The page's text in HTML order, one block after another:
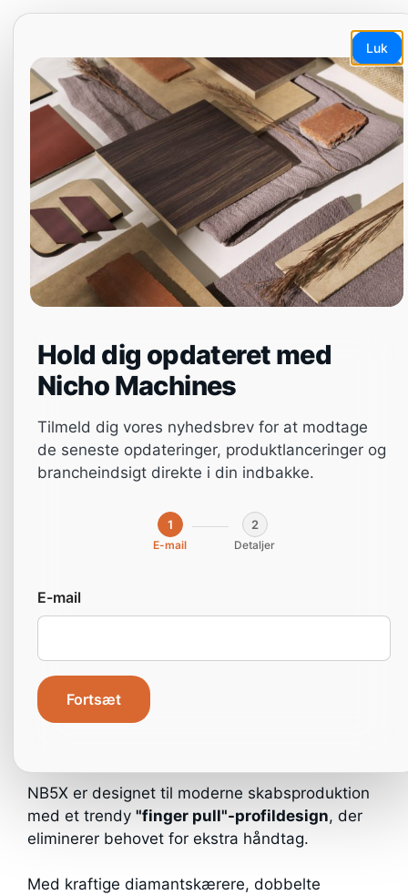
Spring
indhold
Menu
NB5X
Hjem » Maskiner
Industrimaskiner – Kantlimemaskiner
High-end (45°/90°)
NB5X er designet til moderne skabsproduktion
med et trendy "finger pull"-profildesign, der
eliminerer behovet for ekstra håndtag.
Med kraftige diamantskærere, dobbelte
Luk
Hold dig opdateret med
Nicho Machines
Tilmeld dig vores nyhedsbrev for at modtage
de seneste opdateringer, produktlanceringer og
brancheindsigt direkte i din indbakke.
1
E-mail
2
Detaljer
E-mail
Fortsæt